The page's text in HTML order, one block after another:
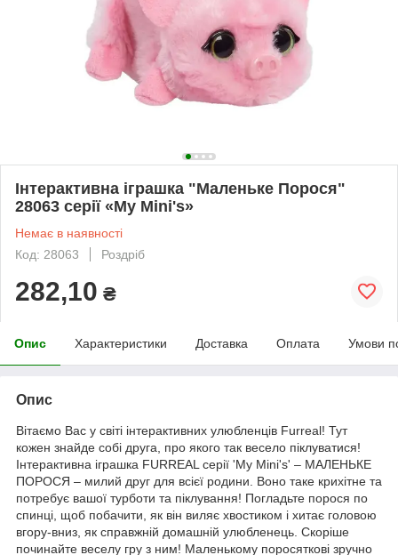
Інтерактивна іграшка "Маленьке Порося"
28063 серії «My Mini's»
Немає в наявності
Код: 28063
Роздріб
282,10 ₴
Опис Характеристики Доставка Оплата Умови
Опис
Вітаємо Вас у світі інтерактивних улюбленців Furreal! Тут
кожен знайде собі друга, про якого так весело піклуватися!
Інтерактивна іграшка FURREAL серії 'My Mini's' – МАЛЕНЬКЕ
ПОРОСЯ – милий друг для всієї родини. Воно таке крихітне та
потребує вашої турботи та піклування! Погладьте порося по
спинці, щоб побачити, як він виляє хвостиком і хитає головою
вгору-вниз, як справжній домашній улюбленець. Скоріше
починайте веселу гру з ним! Маленькому поросяткові зручно